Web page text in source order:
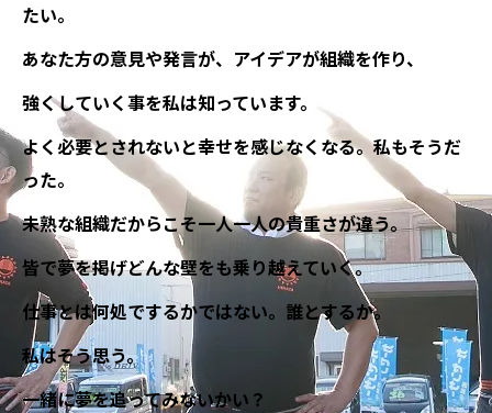
たい。
あなた方の意見や発言が、アイデアが組織を作り、
強くしていく事を私は知っています。
よく必要とされないと幸せを感じなくなる。私もそうだ
った。
未熟な組織だからこそ一人一人の貴重さが違う。
皆で夢を掲げどんな壁をも乗り越えていく。
仕事とは何処でするかではない。誰とするか。
私はそう思う。
一緒に夢を追ってみないかい？